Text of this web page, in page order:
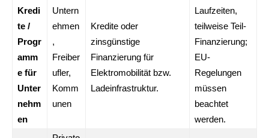
Kredi
te /
Progr
amm
e für
Unter
nehm
en
Untern
ehmen
,
Freiber
ufler,
Komm
unen
Kredite oder
zinsgünstige
Finanzierung für
Elektromobilität bzw.
Ladeinfrastruktur.
Laufzeiten,
teilweise Teil-
Finanzierung;
EU-
Regelungen
müssen
beachtet
werden.